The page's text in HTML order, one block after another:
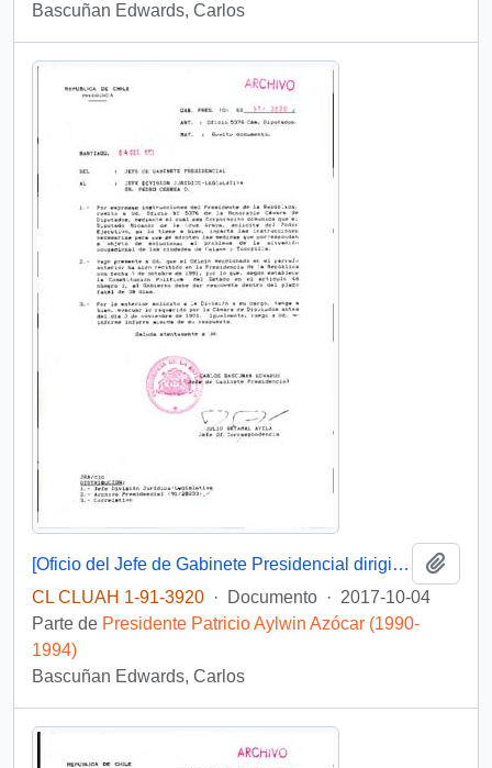
Bascuñan Edwards, Carlos
[Oficio del Jefe de Gabinete Presidencial dirigido al Jefe de la División Jurídico Legislativa referente a solicitud de Diputado]
CL CLUAH 1-91-3920 · Documento · 2017-10-04
Parte de Presidente Patricio Aylwin Azócar (1990-
1994)
Bascuñan Edwards, Carlos